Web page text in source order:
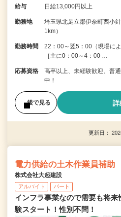
給与 日給13,000円以上
勤務地
埼玉県北足立郡伊奈町西小
1km）
勤務時間
22：00～翌5：00（現場に
［主に0：00～4：00 …
応募資格
高卒以上、未経験歓迎、
中！
後で見る 詳
更新日：
電力供給の土木作業員補助
株式会社大起建設
アルバイト パート
インフラ事業なので需要も将
験スタート！性別不問！